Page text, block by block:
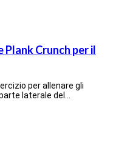
Crunch per il
per allenare gli
laterale del…